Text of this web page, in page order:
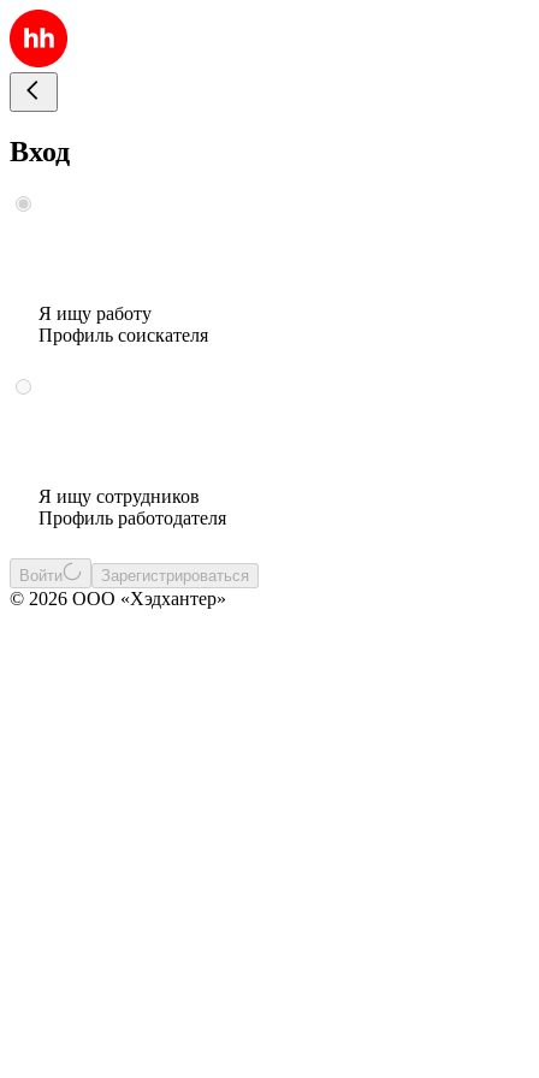
Вход
Я ищу работу
Профиль соискателя
Я ищу сотрудников
Профиль работодателя
Войти Зарегистрироваться
© 2026 ООО «Хэдхантер»